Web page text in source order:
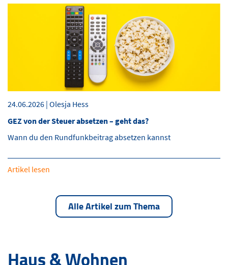
24.06.2026 | Olesja Hess
GEZ von der Steuer absetzen – geht das?
Wann du den Rundfunkbeitrag absetzen kannst
Artikel lesen
Alle Artikel zum Thema